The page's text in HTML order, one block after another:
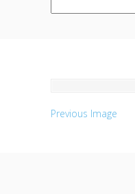
Previous Image